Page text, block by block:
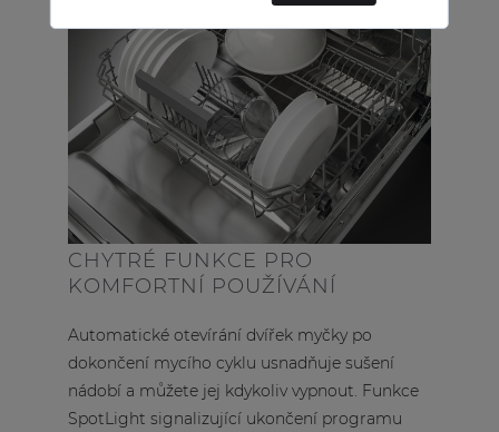
CHYTRÉ FUNKCE PRO
KOMFORTNÍ POUŽÍVÁNÍ
Automatické otevírání dvířek myčky po
dokončení mycího cyklu usnadňuje sušení
nádobí a můžete jej kdykoliv vypnout. Funkce
SpotLight signalizující ukončení programu